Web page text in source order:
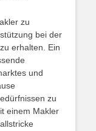
zu
bei der
erhalten. Ein
und
zu
einem Makler